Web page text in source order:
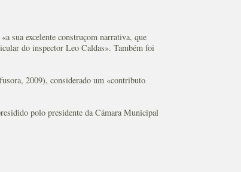
sua excelente construçom narrativa, que
do inspector Leo Caldas». Também foi
2009), considerado um «contributo
polo presidente da Cámara Municipal